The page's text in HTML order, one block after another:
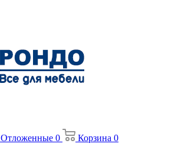
Отложенные 0 Корзина 0